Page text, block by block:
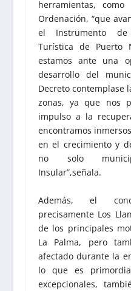
herramientas,
Ordenación, “que
el Instrumento de
Turística de Puerto
estamos ante una
desarrollo del
Decreto contemplase
zonas, ya que nos
impulso a la
encontramos
en el crecimiento y
no solo
Insular”,señala.
Además, el
precisamente Los
de los principales
La Palma, pero
afectado durante la
lo que es
excepcionales,